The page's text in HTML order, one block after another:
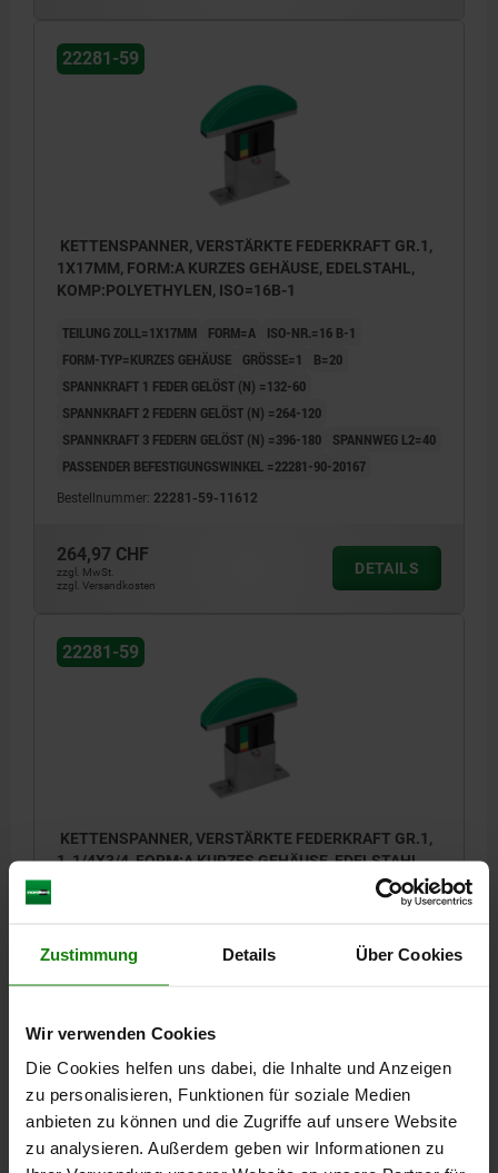
Zustimmung Details Über Cookies
Wir verwenden Cookies
Die Cookies helfen uns dabei, die Inhalte und Anzeigen
zu personalisieren, Funktionen für soziale Medien
anbieten zu können und die Zugriffe auf unsere Website
zu analysieren. Außerdem geben wir Informationen zu
22281-59
KETTENSPANNER, VERSTÄRKTE FEDERKRAFT GR.1,
1X17MM, FORM:A KURZES GEHÄUSE, EDELSTAHL,
KOMP:POLYETHYLEN, ISO=16B-1
TEILUNG ZOLL=1X17MM FORM=A
ISO-NR.=16 B-1
FORM-TYP=KURZES GEHÄUSE
GRÖSSE=1
B=20
SPANNKRAFT 1 FEDER GELÖST (N) =132-60
SPANNKRAFT 2 FEDERN GELÖST (N) =264-120
SPANNKRAFT 3 FEDERN GELÖST (N) =396-180
SPANNWEG L2=40
PASSENDER BEFESTIGUNGSWINKEL =22281-90-20167
Bestellnummer: 22281-59-11612
264,97 CHF
zzgl. MwSt.
zzgl. Versandkosten
DETAILS
22281-59
KETTENSPANNER, VERSTÄRKTE FEDERKRAFT GR.1,
1_1/4X3/4, FORM:A KURZES GEHÄUSE, EDELSTAHL,
FORM-TYP=KURZES GEHÄUSE GRÖSSE=1
SPANNKRAFT 3 FEDERN GELÖST (N) =396-180
PASSENDER BEFESTIGUNGSWINKEL =22281-90-20167
Bestellnummer:22281-59-12012
288,93 CHF